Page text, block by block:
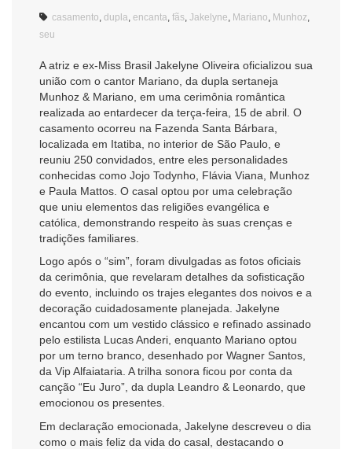
casamento dupla encanta fãs Jakelyne Mariano Munhoz
seu
A atriz e ex-Miss Brasil Jakelyne Oliveira oficializou sua
união com o cantor Mariano, da dupla sertaneja
Munhoz & Mariano, em uma cerimônia romântica
realizada ao entardecer da terça-feira, 15 de abril. O
casamento ocorreu na Fazenda Santa Bárbara,
localizada em Itatiba, no interior de São Paulo, e
reuniu 250 convidados, entre eles personalidades
conhecidas como Jojo Todynho, Flávia Viana, Munhoz
e Paula Mattos. O casal optou por uma celebração
que uniu elementos das religiões evangélica e
católica, demonstrando respeito às suas crenças e
tradições familiares.
Logo após o “sim”, foram divulgadas as fotos oficiais
da cerimônia, que revelaram detalhes da sofisticação
do evento, incluindo os trajes elegantes dos noivos e a
decoração cuidadosamente planejada. Jakelyne
encantou com um vestido clássico e refinado assinado
pelo estilista Lucas Anderi, enquanto Mariano optou
por um terno branco, desenhado por Wagner Santos,
da Vip Alfaiataria. A trilha sonora ficou por conta da
canção “Eu Juro”, da dupla Leandro & Leonardo, que
emocionou os presentes.
Em declaração emocionada, Jakelyne descreveu o dia
como o mais feliz da vida do casal, destacando o